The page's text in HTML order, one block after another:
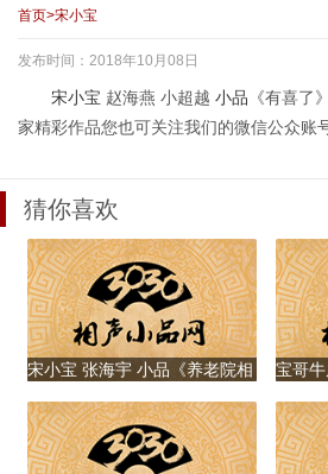
宋小宝 柳岩 李佳
琦 小品《Oh买
尬》
宋小宝 吴谨言 田
娃 小品《爱上你的
基因》
宋小宝
《乡村
版
宋小宝 林志玲 苏
小龙 小品《心里有
数》
宋小宝 沈梦辰 小
品《假戏真做》
宋小宝
超越 小
清晰版
宋小宝 林允 张小
斐 小品《宿醉之原
谅我》
宋小宝 王小利 孙
丽荣 小品《第一场
雪》清晰版
宋小宝
聪 即兴
我的儿》
首页>宋小宝
发布时间：2018年10月08日
宋小宝 赵海燕 小超越 小品 《有喜了》
家精彩作品您也可关注我们的微信公众账
猜你喜欢
宋小宝 张海宇 小品《养老院相
宝哥